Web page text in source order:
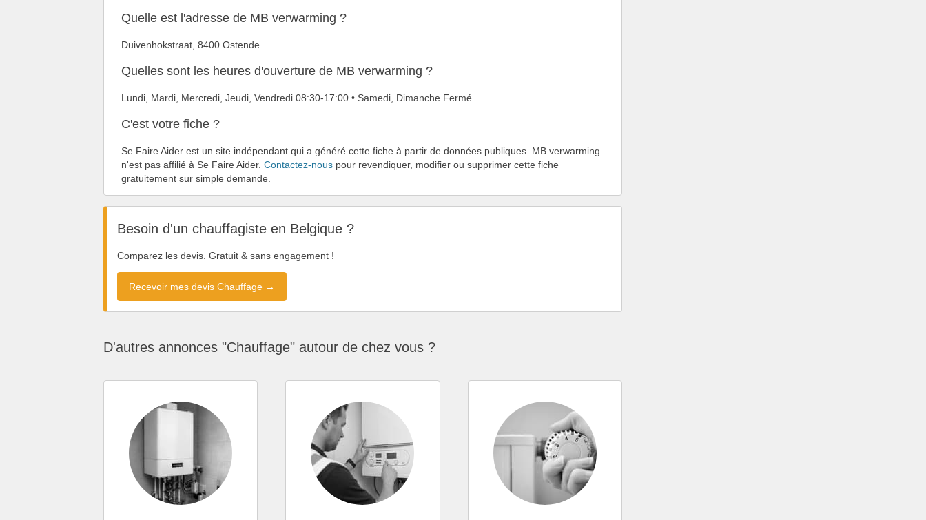
Quelle est l'adresse de MB verwarming ?
Duivenhokstraat, 8400 Ostende
Quelles sont les heures d'ouverture de MB verwarming ?
Lundi, Mardi, Mercredi, Jeudi, Vendredi 08:30-17:00 • Samedi, Dimanche Fermé
C'est votre fiche ?
Se Faire Aider est un site indépendant qui a généré cette fiche à partir de données publiques. MB verwarming
n'est pas affilié à Se Faire Aider. Contactez-nous pour revendiquer, modifier ou supprimer cette fiche
gratuitement sur simple demande.
Besoin d'un chauffagiste en Belgique ?
Comparez les devis. Gratuit & sans engagement !
Recevoir mes devis Chauffage →
D'autres annonces "Chauffage" autour de chez vous ?